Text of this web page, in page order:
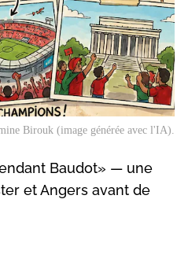
Birouk (image générée avec l'IA).
Baudot» — une
et Angers avant de